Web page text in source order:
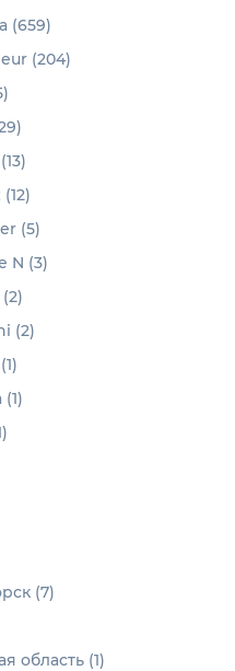
(659)
(204)
(5)
N (3)
(2)
(7)
область (1)